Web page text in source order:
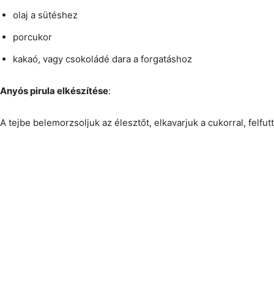
olaj a sütéshez
porcukor
kakaó, vagy csokoládé dara a forgatáshoz
Anyós pirula elkészítése:
A tejbe belemorzsoljuk az élesztőt, elkavarjuk a cukorral,